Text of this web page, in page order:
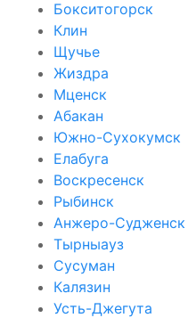
Бокситогорск
Клин
Щучье
Жиздра
Мценск
Абакан
Южно-Сухокумск
Елабуга
Воскресенск
Рыбинск
Анжеро-Судженск
Тырныауз
Сусуман
Калязин
Усть-Джегута